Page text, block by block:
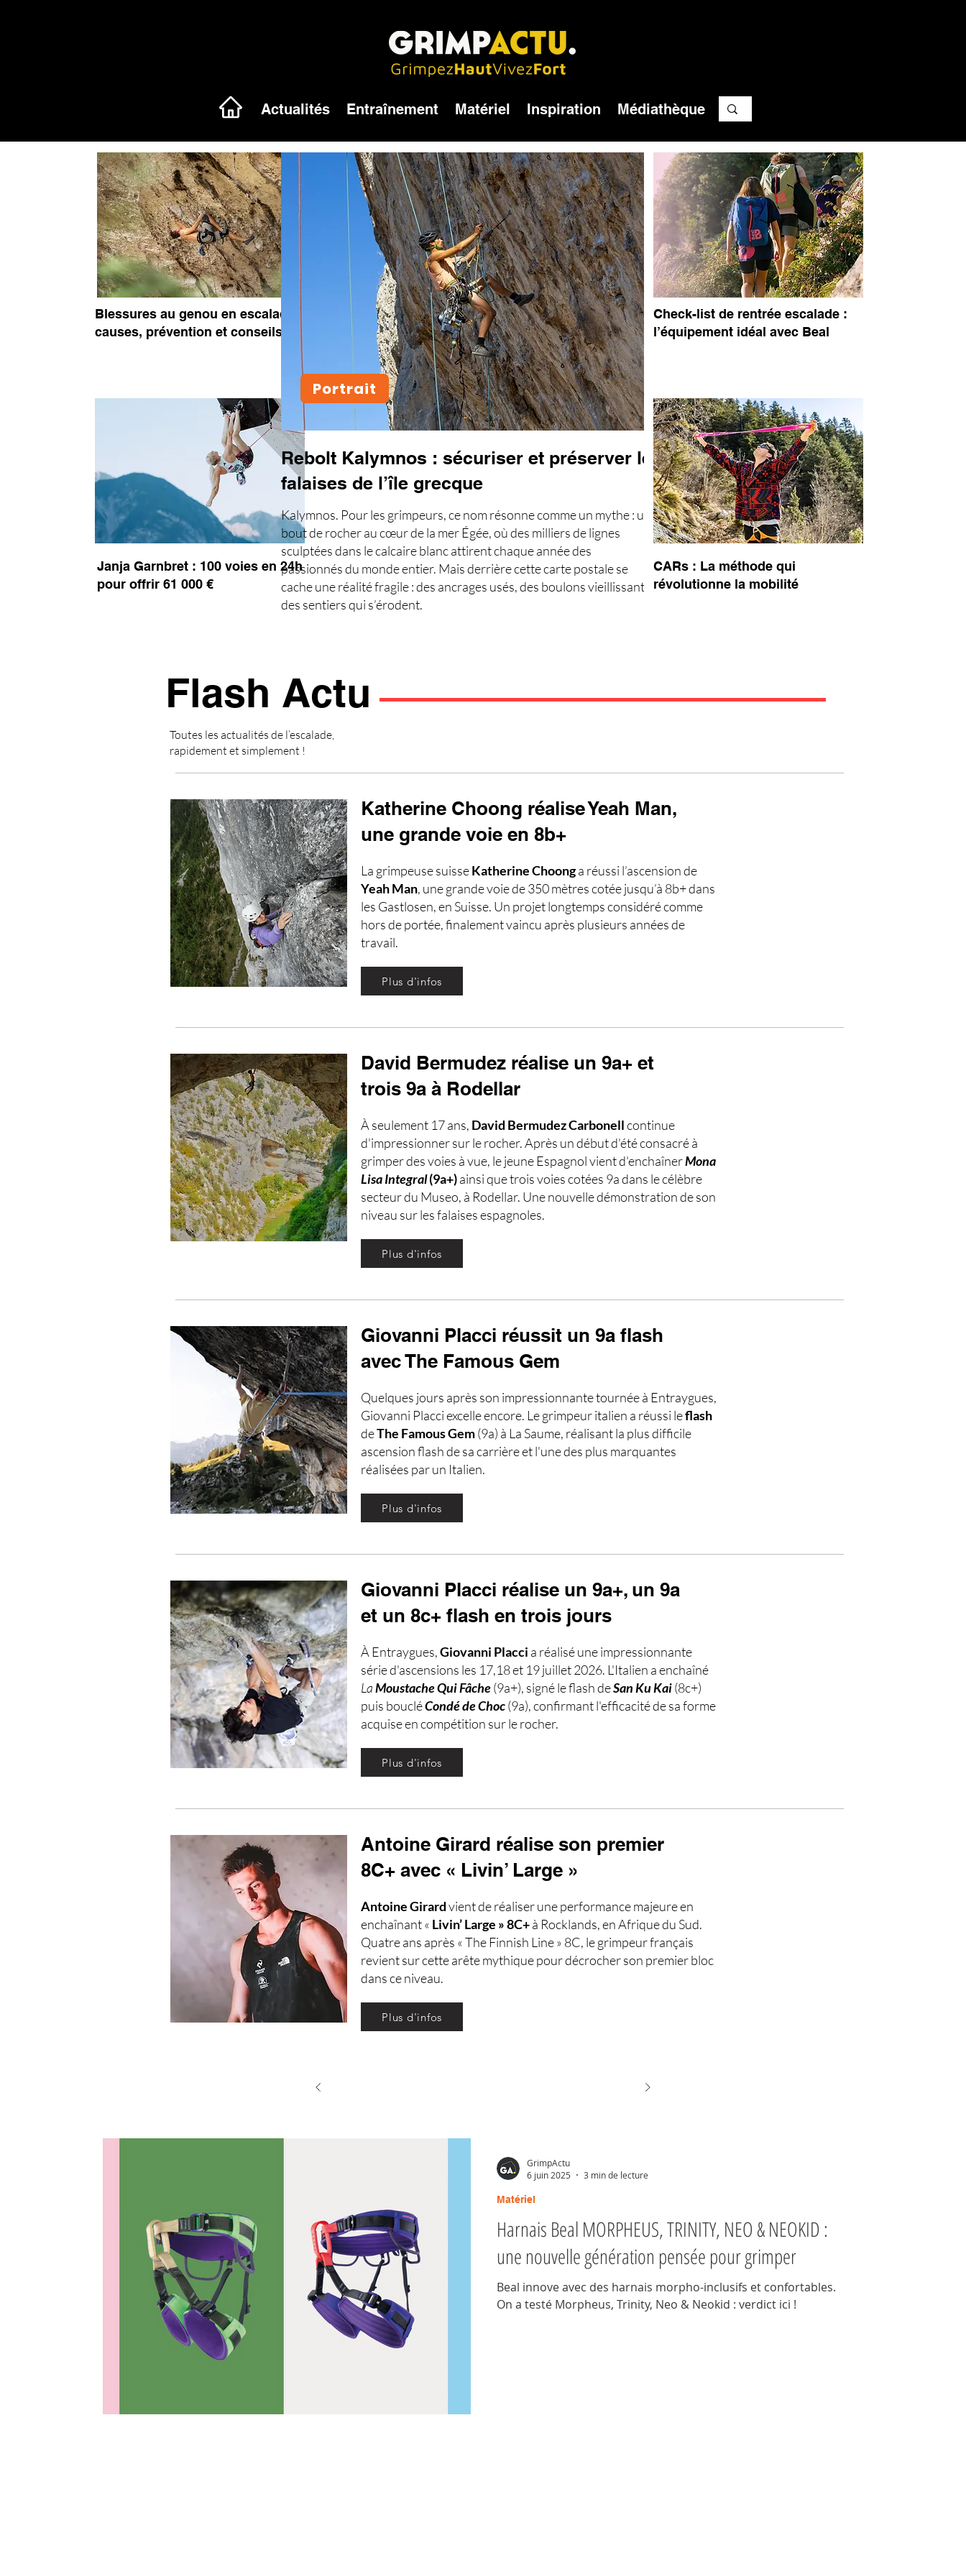
Actualités Entraînement Matériel Inspiration Médiathèque
Blessures au genou en escalade :
causes, prévention et conseils
Janja Garnbret : 100 voies en 24h
pour offrir 61 000 €
Portrait
Rebolt Kalymnos : sécuriser et préserver les
falaises de l’île grecque
Kalymnos. Pour les grimpeurs, ce nom résonne comme un mythe : un
bout de rocher au cœur de la mer Égée, où des milliers de lignes
sculptées dans le calcaire blanc attirent chaque année des
passionnés du monde entier. Mais derrière cette carte postale se
cache une réalité fragile : des ancrages usés, des boulons vieillissants,
des sentiers qui s’érodent.
Check-list de rentrée escalade :
l’équipement idéal avec Beal
CARs : La méthode qui
révolutionne la mobilité
Flash Actu
Toutes les actualités de l’escalade,
rapidement et simplement !
Katherine Choong réalise Yeah Man,
une grande voie en 8b+
La grimpeuse suisseKatherine Choonga réussi l’ascension de
Yeah Man, une grande voie de 350 mètres cotée jusqu’à 8b+ dans
les Gastlosen, en Suisse. Un projet longtemps considéré comme
hors de portée, finalement vaincu après plusieurs années de
travail.
Plus d'infos
David Bermudez réalise un 9a+ et
trois 9a à Rodellar
À seulement 17 ans, David Bermudez Carbonellcontinue
d'impressionner sur le rocher. Après un début d'été consacré à
grimper des voies à vue, le jeune Espagnol vient d'enchaînerMona
Lisa Integral(9a+)ainsi que trois voies cotées 9a dans le célèbre
secteur du Museo, à Rodellar. Une nouvelle démonstration de son
niveau sur les falaises espagnoles.
Plus d'infos
Giovanni Placci réussit un 9a flash
avec The Famous Gem
Quelques jours après son impressionnante tournée à Entraygues,
Giovanni Placci excelle encore. Le grimpeur italien a réussi leflash
deThe Famous Gem(9a) à La Saume, réalisant la plus difficile
ascension flash de sa carrière et l'une des plus marquantes
réalisées par un Italien.
Plus d'infos
Giovanni Placci réalise un 9a+, un 9a
et un 8c+ flash en trois jours
À Entraygues,Giovanni Placci a réalisé une impressionnante
série d'ascensions les 17,18 et 19 juillet 2026. L'Italien a enchaîné
LaMoustache Qui Fâche(9a+), signé le flash deSan Ku Kai(8c+)
puis boucléCondé de Choc(9a), confirmant l'efficacité de sa forme
acquise en compétition sur le rocher.
Plus d'infos
Antoine Girard réalise son premier
8C+ avec « Livin’ Large »
Antoine Girardvient de réaliser une performance majeure en
enchaînant « Livin’ Large » 8C+à Rocklands, en Afrique du Sud.
Quatre ans après « The Finnish Line » 8C, le grimpeur français
revient sur cette arête mythique pour décrocher son premier bloc
dans ce niveau.
Plus d'infos
Articles
Harnais Beal MORPHEUS, TRINITY, NEO & NEOKID :
une nouvelle génération pensée pour grimper
Beal innove avec des harnais morpho-inclusifs et confortables.
On a testé Morpheus, Trinity, Neo & Neokid : verdict ici !
Matériel
GrimpActu
6 juin 2025
3 min de lecture